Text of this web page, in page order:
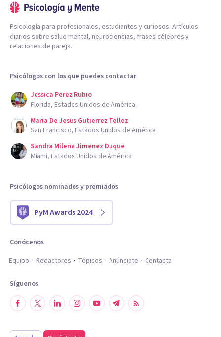
Psicología para profesionales, estudiantes y curiosos. Artículos
diarios sobre salud mental, neurociencias, frases célebres y
relaciones de pareja.
Psicólogos con los que puedes contactar
Jessica Perez Rubio
Florida, Estados Unidos de América
Maria De Jesus Gutierrez Tellez
San Francisco, Estados Unidos de América
Sandra Milena Jimenez Duque
Miami, Estados Unidos de América
Psicólogos nominados y premiados
PyM Awards 2024
Conócenos
Equipo
Redactores Tópicos Anúnciate Contacta
Síguenos